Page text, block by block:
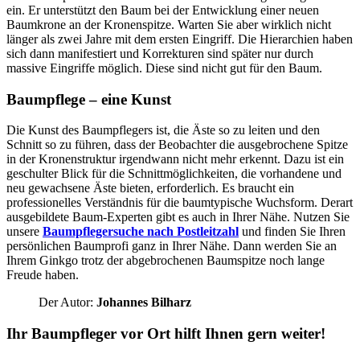
ein. Er unterstützt den Baum bei der Entwicklung einer neuen
Baumkrone an der Kronenspitze. Warten Sie aber wirklich nicht
länger als zwei Jahre mit dem ersten Eingriff. Die Hierarchien haben
sich dann manifestiert und Korrekturen sind später nur durch
massive Eingriffe möglich. Diese sind nicht gut für den Baum.
Baumpflege – eine Kunst
Die Kunst des Baumpflegers ist, die Äste so zu leiten und den
Schnitt so zu führen, dass der Beobachter die ausgebrochene Spitze
in der Kronenstruktur irgendwann nicht mehr erkennt. Dazu ist ein
geschulter Blick für die Schnittmöglichkeiten, die vorhandene und
neu gewachsene Äste bieten, erforderlich. Es braucht ein
professionelles Verständnis für die baumtypische Wuchsform. Derart
ausgebildete Baum-Experten gibt es auch in Ihrer Nähe. Nutzen Sie
unsere Baumpflegersuche nach Postleitzahl und finden Sie Ihren
persönlichen Baumprofi ganz in Ihrer Nähe. Dann werden Sie an
Ihrem Ginkgo trotz der abgebrochenen Baumspitze noch lange
Freude haben.
Der Autor: Johannes Bilharz
Ihr Baumpfleger vor Ort hilft Ihnen gern weiter!